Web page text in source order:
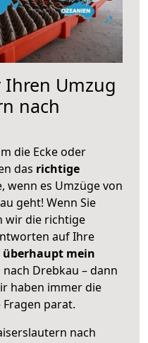
Ihren Umzug
nach
die Ecke oder
das richtige
wenn es Umzüge von
geht! Wenn Sie
wir die richtige
auf Ihre
mein
Drebkau – dann
haben immer die
parat.
nach